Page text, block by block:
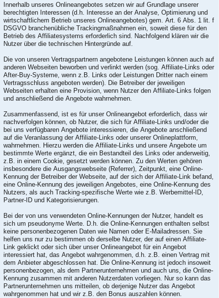
Innerhalb unseres Onlineangebotes setzen wir auf Grundlage unserer
berechtigten Interessen (d.h. Interesse an der Analyse, Optimierung und
wirtschaftlichem Betrieb unseres Onlineangebotes) gem. Art. 6 Abs. 1 lit. f
DSGVO branchenübliche Trackingmaßnahmen ein, soweit diese für den
Betrieb des Affiliatesystems erforderlich sind. Nachfolgend klären wir die
Nutzer über die technischen Hintergründe auf.
Die von unseren Vertragspartnern angebotene Leistungen können auch auf
anderen Webseiten beworben und verlinkt werden (sog. Affiliate-Links oder
After-Buy-Systeme, wenn z.B. Links oder Leistungen Dritter nach einem
Vertragsschluss angeboten werden). Die Betreiber der jeweiligen
Webseiten erhalten eine Provision, wenn Nutzer den Affiliate-Links folgen
und anschließend die Angebote wahrnehmen.
Zusammenfassend, ist es für unser Onlineangebot erforderlich, dass wir
nachverfolgen können, ob Nutzer, die sich für Affiliate-Links und/oder die
bei uns verfügbaren Angebote interessieren, die Angebote anschließend
auf die Veranlassung der Affiliate-Links oder unserer Onlineplattform,
wahrnehmen. Hierzu werden die Affiliate-Links und unsere Angebote um
bestimmte Werte ergänzt, die ein Bestandteil des Links oder anderweitig,
z.B. in einem Cookie, gesetzt werden können. Zu den Werten gehören
insbesondere die Ausgangswebseite (Referrer), Zeitpunkt, eine Online-
Kennung der Betreiber der Webseite, auf der sich der Affiliate-Link befand,
eine Online-Kennung des jeweiligen Angebotes, eine Online-Kennung des
Nutzers, als auch Tracking-spezifische Werte wie z.B. Werbemittel-ID,
Partner-ID und Kategorisierungen.
Bei der von uns verwendeten Online-Kennungen der Nutzer, handelt es
sich um pseudonyme Werte. D.h. die Online-Kennungen enthalten selbst
keine personenbezogenen Daten wie Namen oder E-Mailadressen. Sie
helfen uns nur zu bestimmen ob derselbe Nutzer, der auf einen Affiliate-
Link geklickt oder sich über unser Onlineangebot für ein Angebot
interessiert hat, das Angebot wahrgenommen, d.h. z.B. einen Vertrag mit
dem Anbieter abgeschlossen hat. Die Online-Kennung ist jedoch insoweit
personenbezogen, als dem Partnerunternehmen und auch uns, die Online-
Kennung zusammen mit anderen Nutzerdaten vorliegen. Nur so kann das
Partnerunternehmen uns mitteilen, ob derjenige Nutzer das Angebot
wahrgenommen hat und wir z.B. den Bonus auszahlen können.